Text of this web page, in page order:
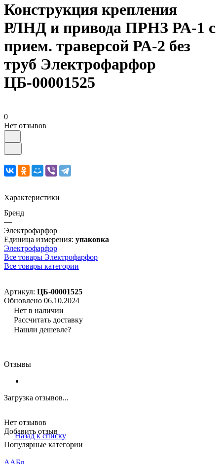
Конструкция крепления
РЛНД и привода ПРНЗ РА-1 с
прием. траверсой РА-2 без
труб Электрофарфор
ЦБ-00001525
0
Нет отзывов
Характеристики
Бренд
—
Электрофарфор
Единица измерения: упаковка
Электрофарфор
Все товары Электрофарфор
Все товары категории
Артикул: ЦБ-00001525
Обновлено 06.10.2024
Нет в наличии
Рассчитать доставку
Нашли дешевле?
Отзывы
Загрузка отзывов...
Нет отзывов
Добавить отзыв
Назад к списку
Популярные категории
ААБл